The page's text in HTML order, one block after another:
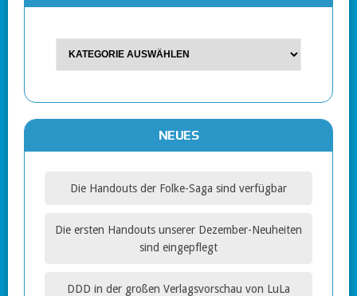
NEUES
Die Handouts der Folke-Saga sind verfügbar
Die ersten Handouts unserer Dezember-Neuheiten
sind eingepflegt
DDD in der großen Verlagsvorschau von LuLa